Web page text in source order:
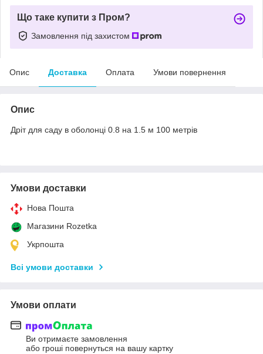
Що таке купити з Пром?
Замовлення під захистом
Опис Доставка Оплата Умови повернення
Опис
Дріт для саду в оболонці 0.8 на 1.5 м 100 метрів
Умови доставки
Нова Пошта
Магазини Rozetka
Укрпошта
Всі умови доставки
Умови оплати
Ви отримаєте замовлення
або гроші повернуться на вашу картку